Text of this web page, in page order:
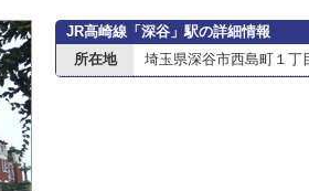
JR高崎線「深谷」駅の詳細情報
所在地
埼玉県深谷市西島町１丁